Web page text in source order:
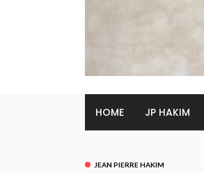
HOME JP HAKIM
JEAN PIERRE HAKIM